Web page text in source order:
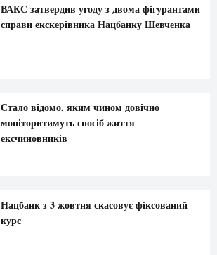
ВАКС затвердив угоду з двома фігурантами
справи екскерівника Нацбанку Шевченка
Стало відомо, яким чином довічно
моніторитимуть спосіб життя
ексчиновників
Нацбанк з 3 жовтня скасовує фіксований
курс